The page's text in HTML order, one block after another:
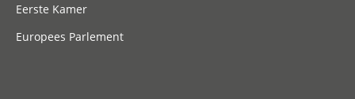
Eerste Kamer
Europees Parlement